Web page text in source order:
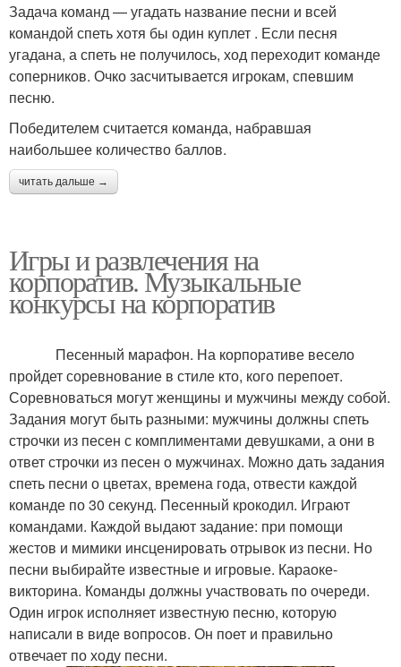
Задача команд — угадать название песни и всей
командой спеть хотя бы один куплет . Если песня
угадана, а спеть не получилось, ход переходит команде
соперников. Очко засчитывается игрокам, спевшим
песню.
Победителем считается команда, набравшая
наибольшее количество баллов.
читать дальше →
Игры и развлечения на
корпоратив. Музыкальные
конкурсы на корпоратив
Песенный марафон. На корпоративе весело
пройдет соревнование в стиле кто, кого перепоет.
Соревноваться могут женщины и мужчины между собой.
Задания могут быть разными: мужчины должны спеть
строчки из песен с комплиментами девушками, а они в
ответ строчки из песен о мужчинах. Можно дать задания
спеть песни о цветах, времена года, отвести каждой
команде по 30 секунд. Песенный крокодил. Играют
командами. Каждой выдают задание: при помощи
жестов и мимики инсценировать отрывок из песни. Но
песни выбирайте известные и игровые. Караоке-
викторина. Команды должны участвовать по очереди.
Один игрок исполняет известную песню, которую
написали в виде вопросов. Он поет и правильно
отвечает по ходу песни.